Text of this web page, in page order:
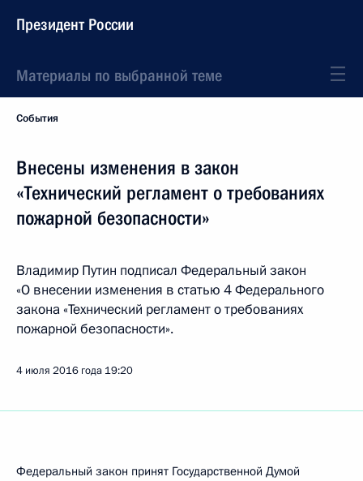
Президент России
Материалы по выбранной теме
События
Внесены изменения в закон
«Технический регламент о требованиях
пожарной безопасности»
Владимир Путин подписал Федеральный закон
«О внесении изменения в статью 4 Федерального
закона «Технический регламент о требованиях
пожарной безопасности».
4 июля 2016 года 19:20
Федеральный закон принят Государственной Думой